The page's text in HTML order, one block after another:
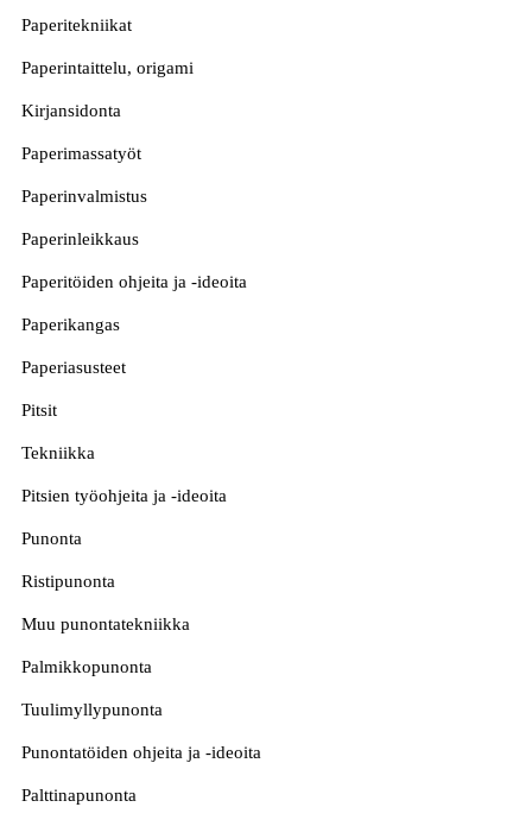
Paperitekniikat
Paperintaittelu, origami
Kirjansidonta
Paperimassatyöt
Paperinvalmistus
Paperinleikkaus
Paperitöiden ohjeita ja -ideoita
Paperikangas
Paperiasusteet
Pitsit
Tekniikka
Pitsien työohjeita ja -ideoita
Punonta
Ristipunonta
Muu punontatekniikka
Palmikkopunonta
Tuulimyllypunonta
Punontatöiden ohjeita ja -ideoita
Palttinapunonta